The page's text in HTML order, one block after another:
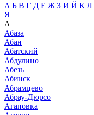
А Б В Г Д Е Ж З И Й К Л
Я
А
Абаза
Абан
Абатский
Абдулино
Абезь
Абинск
Абрамцево
Абрау-Дюрсо
Агаповка